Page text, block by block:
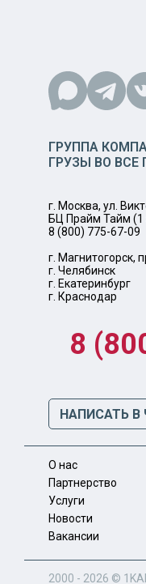
ГРУППА
ГРУЗЫ ВО ВСЕ
г. Москва, ул.
БЦ Прайм Тайм (1
8 (800) 775-67-09
г. Магнитогорск,
г. Челябинск
г. Екатеринбург
г. Краснодар
8
НАПИСАТЬ В
О нас
Партнерство
Услуги
Новости
Вакансии
2000 - 2026 ©